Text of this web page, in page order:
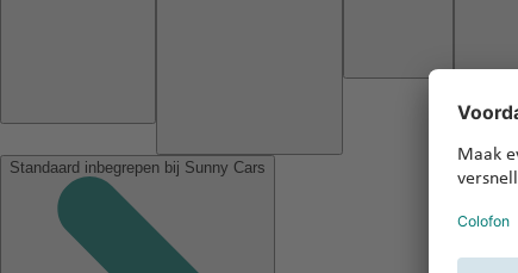
Standaard inbegrepen bij Sunny Cars